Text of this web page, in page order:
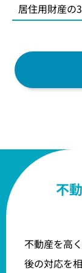
居住用財産の
不
不動産を高
後の対応を